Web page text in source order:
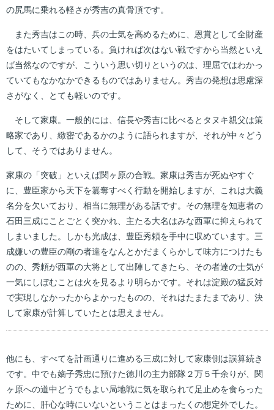
の尻馬に乗れる軽さが秀吉の真骨頂です。
また秀吉はこの時、兵の士気を高めるために、恩賞として全財産
をはたいてしまっている。負ければ次はない戦ですから当然といえ
ば当然なのですが、こういう思い切りというのは、理屈ではわかっ
ていてもなかなかできるものではありません。秀吉の発想は思慮深
さがなく、とても軽いのです。
そして家康。一般的には、信長や秀吉に比べるとタヌキ親父は策
略家であり、緻密であるかのように語られますが、それが中々どう
して、そうではありません。
家康の「突破」といえば関ヶ原の合戦。家康は秀吉が死ぬやすぐ
に、豊臣家から天下を簒奪すべく行動を開始しますが、これは大義
名分を欠いており、相当に無理がある話です。その無理を知恵者の
石田三成にことごとく突かれ、主たる大名はみな西軍に抑えられて
しまいました。しかも光成は、豊臣秀頼を手中に収めています。三
成嫌いの豊臣の剛の者達をなんとかだまくらかして味方につけたも
のの、秀頼が西軍の大将として出陣してきたら、その者達の士気が
一気にしぼむことは火を見るより明らかです。それは淀殿の猛反対
で実現しなかったからよかったものの、それはたまたまであり、決
して家康が計算していたとは思えません。
他にも、すべてを計画通りに進める三成に対して家康側は誤算続き
です。中でも嫡子秀忠に預けた徳川の主力部隊２万５千余りが、関
ヶ原への道中どうでもよい局地戦に気を取られて足止めを食らった
ために、肝心な時にいないということはまったくの想定外でした。